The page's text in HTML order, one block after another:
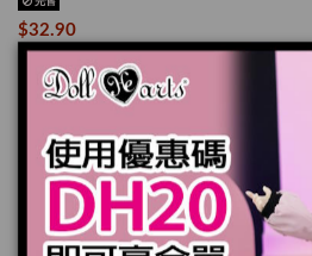
完售
$32.90
產品實際顏色可能會跟顯示器上稍有差別